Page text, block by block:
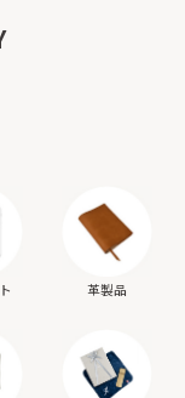
革製品